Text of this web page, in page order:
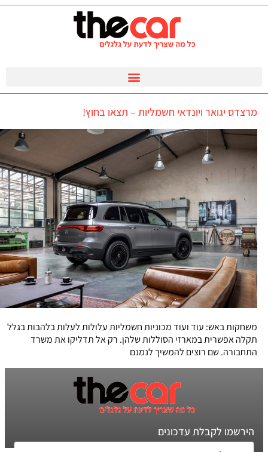
מרצדס יגואר ויונדאי חשמליות – תצאו בחוץ!
משחקות באש: עוד ועוד מכוניות חשמליות עלולות לעלות בלהבות בגלל
תקלה אפשרית במארזי הסוללות שלהן. רק אל תדליקו את משרד
התחבורה. שם רוצים להמשיך לנמנם
הירשמו לקבלת עדכונים